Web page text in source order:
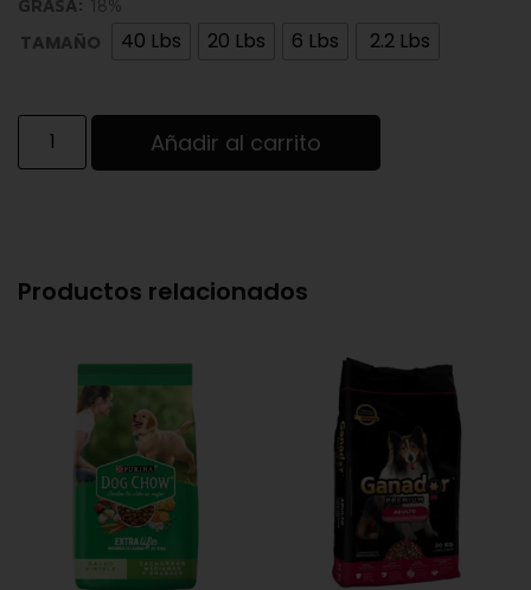
GRASA: 18%
TAMAÑO 40 Lbs 20 Lbs 6 Lbs 2.2 Lbs
Añadir al carrito
Productos relacionados